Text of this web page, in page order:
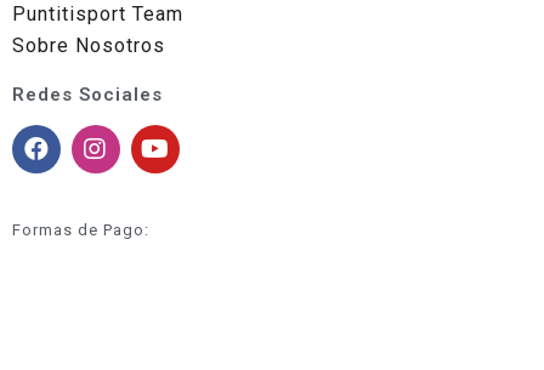
Puntitisport Team
Sobre Nosotros
Redes Sociales
Formas de Pago: